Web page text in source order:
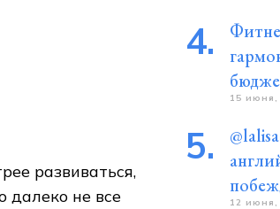
развиваться,
далеко не все
15 июня,
12 июня,